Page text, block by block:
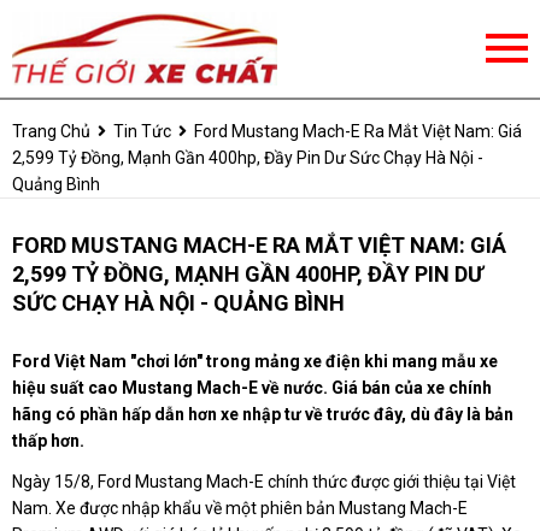
Trang Chủ Tin Tức
Ford Mustang Mach-E Ra Mắt Việt Nam: Giá
2,599 Tỷ Đồng, Mạnh Gần 400hp, Đầy Pin Dư Sức Chạy Hà Nội -
Quảng Bình
FORD MUSTANG MACH-E RA MẮT VIỆT NAM: GIÁ
2,599 TỶ ĐỒNG, MẠNH GẦN 400HP, ĐẦY PIN DƯ
SỨC CHẠY HÀ NỘI - QUẢNG BÌNH
Ford Việt Nam "chơi lớn" trong mảng xe điện khi mang mẫu xe
hiệu suất cao Mustang Mach-E về nước. Giá bán của xe chính
hãng có phần hấp dẫn hơn xe nhập tư về trước đây, dù đây là bản
thấp hơn.
Ngày 15/8, Ford Mustang Mach-E chính thức được giới thiệu tại Việt
Nam. Xe được nhập khẩu về một phiên bản Mustang Mach-E